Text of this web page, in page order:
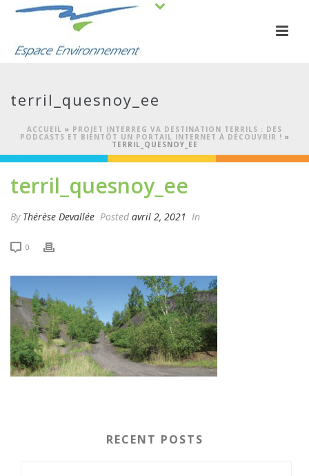
terril_quesnoy_ee
ACCUEIL » PROJET INTERREG VA DESTINATION TERRILS : DES
PODCASTS ET BIENTÔT UN PORTAIL INTERNET À DÉCOUVRIR ! »
TERRIL_QUESNOY_EE
terril_quesnoy_ee
By Thérèse Devallée Posted avril 2, 2021 In
0
RECENT POSTS